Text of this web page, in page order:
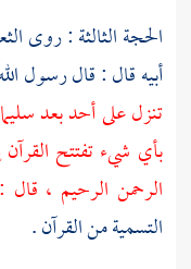
الحجة الثالثة : روى
أبيه قال : قال رسول
تنزل على أحد بعد
بأي شيء تفتتح
الرحمن الرحيم ،
التسمية من القرآن .